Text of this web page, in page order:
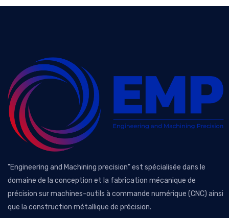
"Engineering and Machining precision" est spécialisée dans le
domaine de la conception et la fabrication mécanique de
précision sur machines-outils à commande numérique (CNC) ainsi
que la construction métallique de précision.